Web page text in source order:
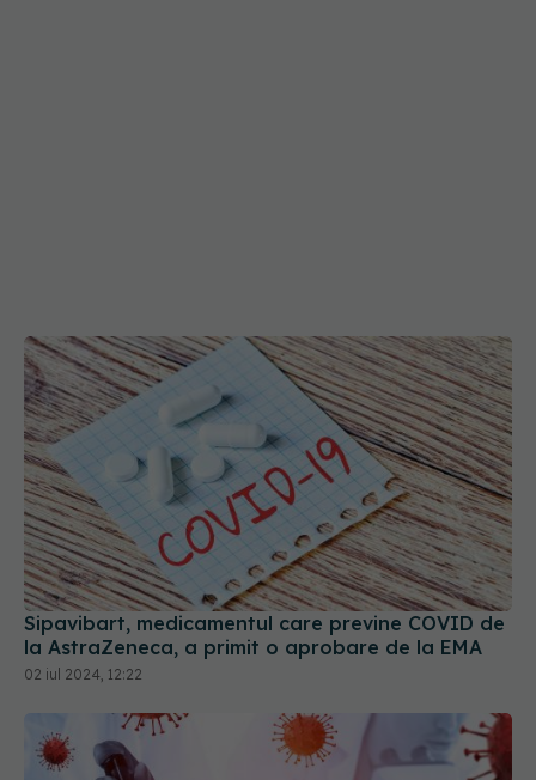
Sipavibart, medicamentul care previne COVID de
la AstraZeneca, a primit o aprobare de la EMA
02 iul 2024, 12:22